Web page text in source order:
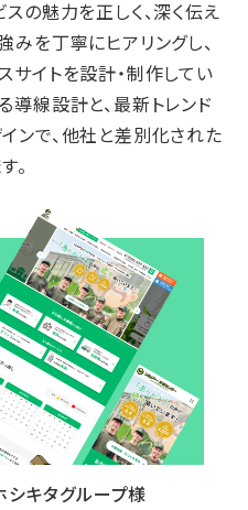
の魅力を正しく、深く伝え
みを丁寧にヒアリングし、
サイトを設計・制作してい
導線設計と、最新トレンド
ンで、他社と差別化された
。
シキタグループ様